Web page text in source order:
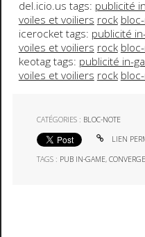
del.icio.us tags: publicité
voiles et voiliers rock
icerocket tags: publicité
voiles et voiliers rock
keotag tags: publicité in-
voiles et voiliers rock
CATÉGORIES : BLOC-NOTE
LIEN
TAGS : PUB IN-GAME,